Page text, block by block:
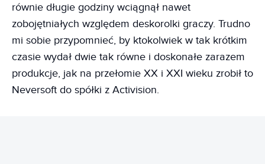
równie długie godziny wciągnął nawet
zobojętniałych względem deskorolki graczy. Trudno
mi sobie przypomnieć, by ktokolwiek w tak krótkim
czasie wydał dwie tak równe i doskonałe zarazem
produkcje, jak na przełomie XX i XXI wieku zrobił to
Neversoft do spółki z Activision.